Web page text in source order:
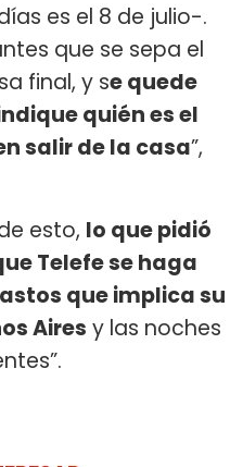
es el 8 de julio-.
que se sepa el
final, y se quede
quién es el
salir de la casa”,
esto, lo que pidió
Telefe se haga
que implica su
Aires y las noches